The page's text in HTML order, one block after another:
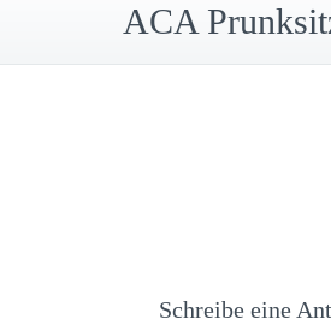
ACA
Schreibe eine